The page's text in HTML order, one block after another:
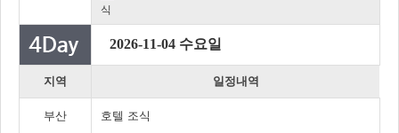
식
2026-11-04 수요일
지역 일정내역
부산
호텔 조식